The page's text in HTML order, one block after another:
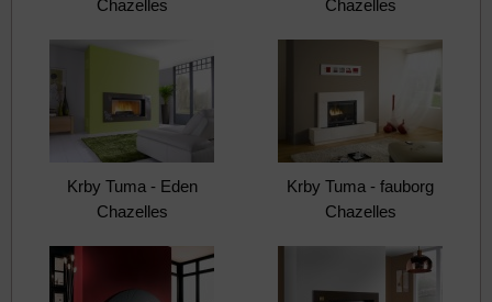
Chazelles
Chazelles
Krby Tuma - Eden
Chazelles
Krby Tuma - fauborg
Chazelles